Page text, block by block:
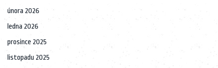
února 2026
ledna 2026
prosince 2025
listopadu 2025